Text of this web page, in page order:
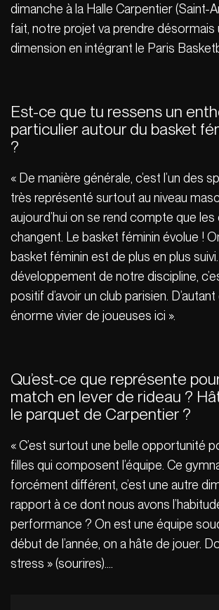
dimanche à la Halle Carpentier (Saint-
fait, notre projet va prendre désormais
dimension en intégrant le Paris
Est-ce que tu ressens un
particulier autour du basket
?
« De manière générale, c’est l’un des
très représenté surtout au niveau
aujourd’hui on se rend compte que
changent. Le basket féminin évolue !
basket féminin est de plus en plus
développement de notre discipline,
positif d’avoir un club parisien. D’autant
énorme vivier de joueuses ici ».
Qu’est-ce que représente
match en lever de rideau ?
le parquet de Carpentier ?
« C’est surtout une belle opportunité
filles qui composent l’équipe. Ce
forcément différent, c’est une autre
rapport à ce dont nous avons
performance ? On est une équipe
début de l’année, on a hâte de jouer.
stress » (sourires)….